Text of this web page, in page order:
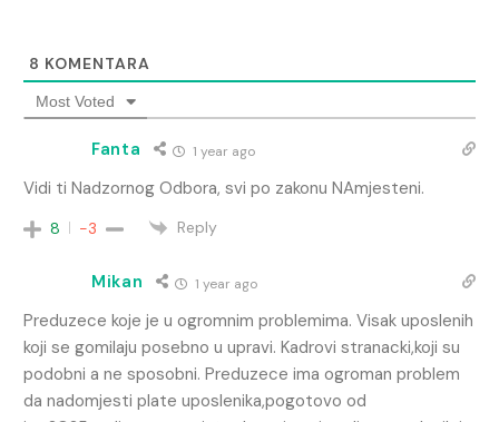
8 KOMENTARA
Most Voted
Fanta 1 year ago
Vidi ti Nadzornog Odbora, svi po zakonu NAmjesteni.
8 -3 Reply
Mikan 1 year ago
Preduzece koje je u ogromnim problemima. Visak uposlenih
koji se gomilaju posebno u upravi. Kadrovi stranacki,koji su
podobni a ne sposobni. Preduzece ima ogroman problem
da nadomjesti plate uposlenika,pogotovo od